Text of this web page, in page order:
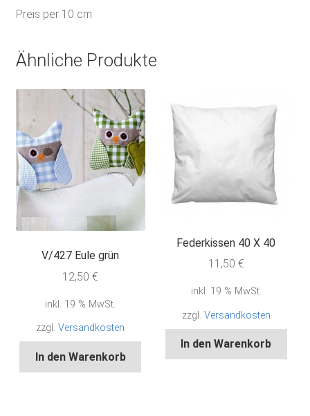
Preis per 10 cm
Ähnliche Produkte
V/427 Eule grün
12,50€
inkl. 19 % MwSt.
zzgl.Versandkosten
In den Warenkorb
Federkissen 40 X 40
11,50 €
inkl. 19 % MwSt.
zzgl. Versandkosten
In den Warenkorb